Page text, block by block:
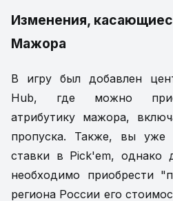
Изменения,
Мажора
В игру был добавлен
Hub, где можно
атрибутику мажора,
пропуска. Также, вы уже
ставки в Pick'em, однако
необходимо приобрести
региона России его